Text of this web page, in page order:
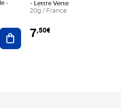
Ajouter au panier
- Lettre Verte
20g / France
7,50€